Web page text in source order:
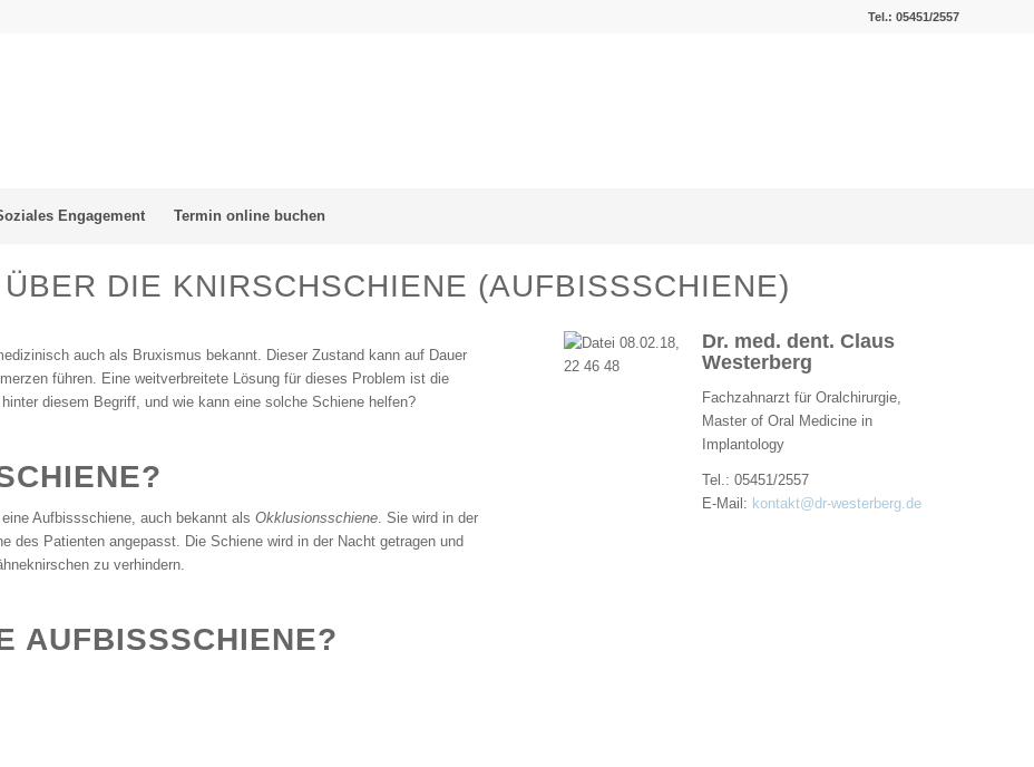
Tel.: 05451/2557
Engagement Termin online buchen
DIE KNIRSCHSCHIENE (AUFBISSSCHIENE)
auch als Bruxismus bekannt. Dieser Zustand kann auf Dauer
führen. Eine weitverbreitete Lösung für dieses Problem ist die
diesem Begriff, und wie kann eine solche Schiene helfen?
Aufbissschiene, auch bekannt als Okklusionsschiene. Sie wird in der
des Patienten angepasst. Die Schiene wird in der Nacht getragen und
zu verhindern.
AUFBISSSCHIENE?
Dr. med. dent. Claus
Westerberg
Fachzahnarzt für Oralchirurgie,
Master of Oral Medicine in
Implantology
Tel.: 05451/2557
E-Mail: kontakt@dr-westerberg.de